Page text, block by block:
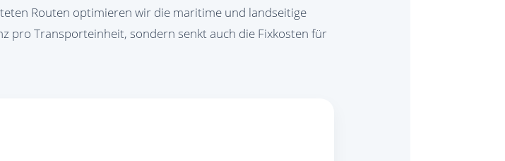
Routen optimieren wir die maritime und landseitige
pro Transporteinheit, sondern senkt auch die Fixkosten für